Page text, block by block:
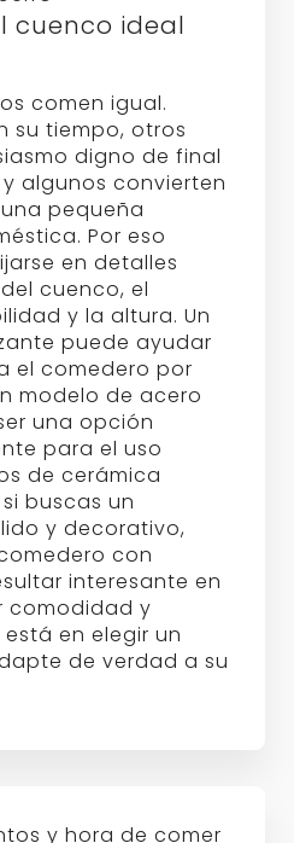
cuenco ideal
comen igual.
su tiempo, otros
digno de final
algunos convierten
pequeña
Por eso
en detalles
cuenco, el
y la altura. Un
puede ayudar
el comedero por
modelo de acero
una opción
para el uso
de cerámica
buscas un
y decorativo,
con
interesante en
comodidad y
en elegir un
de verdad a su